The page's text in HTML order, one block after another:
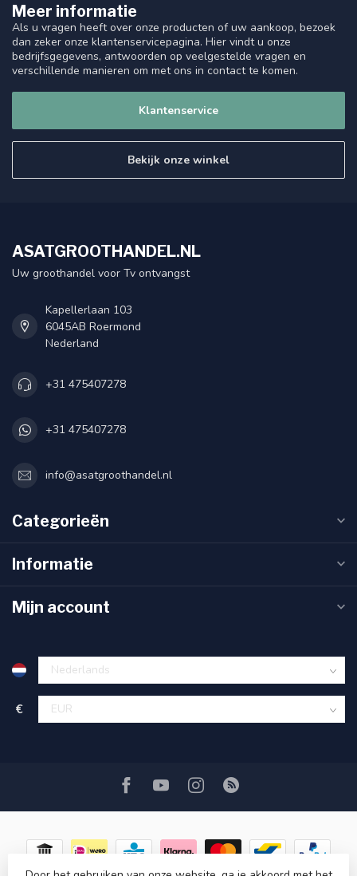
Meer informatie
Als u vragen heeft over onze producten of uw aankoop, bezoek
dan zeker onze klantenservicepagina. Hier vindt u onze
bedrijfsgegevens, antwoorden op veelgestelde vragen en
verschillende manieren om met ons in contact te komen.
Klantenservice
Bekijk onze winkel
ASATGROOTHANDEL.NL
Uw groothandel voor Tv ontvangst
Kapellerlaan 103
6045AB Roermond
Nederland
+31 475407278
+31 475407278
info@asatgroothandel.nl
Categorieën
Informatie
Mijn account
€